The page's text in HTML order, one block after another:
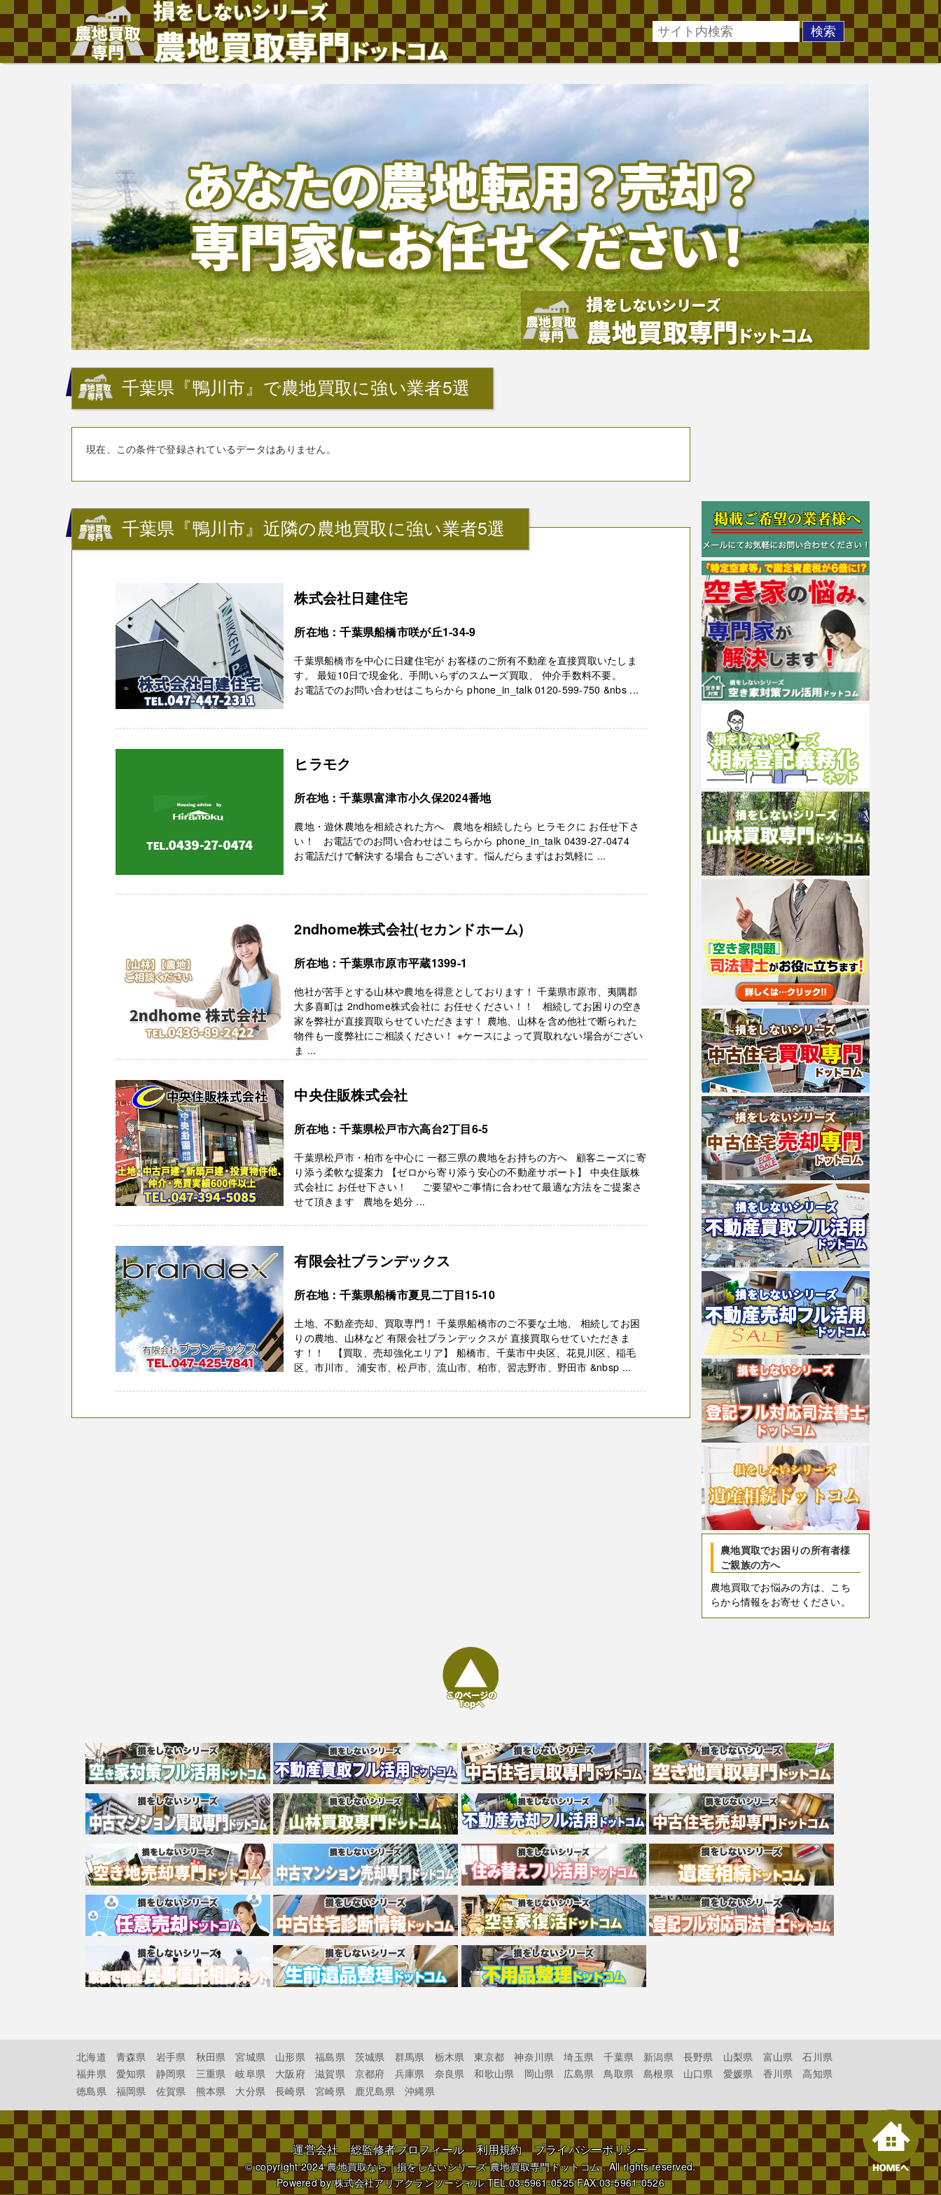
千葉県『鴨川市』で農地買取に強い業者5選
現在、この条件で登録されているデータはありません。
千葉県『鴨川市』近隣の農地買取に強い業者5選
株式会社日建住宅
所在地：千葉県船橋市咲が丘1-34-9
千葉県船橋市を中心に日建住宅が お客様のご所有不動産を直接買取いたしま
す。 最短10日で現金化、手間いらずのスムーズ買取、 仲介手数料不要。
お電話でのお問い合わせはこちらから phone_in_talk 0120-599-750 &nbs ...
ヒラモク
所在地：千葉県富津市小久保2024番地
農地・遊休農地を相続された方へ 農地を相続したら ヒラモクに お任せ下さ
い！ お電話でのお問い合わせはこちらから phone_in_talk 0439-27-0474
お電話だけで解決する場合もございます。悩んだらまずはお気軽に ...
2ndhome株式会社(セカンドホーム)
所在地：千葉県市原市平蔵1399-1
他社が苦手とする山林や農地を得意としております！ 千葉県市原市、夷隅郡
大多喜町は 2ndhome株式会社に お任せください！！ 相続してお困りの空き
家を弊社が直接買取らせていただきます！ 農地、山林を含め他社で断られた
物件も一度弊社にご相談ください！ ※ケースによって買取れない場合がござい
ま ...
中央住販株式会社
所在地：千葉県松戸市六高台2丁目6-5
千葉県松戸市・柏市を中心に 一都三県の農地をお持ちの方へ 顧客ニーズに寄
り添う柔軟な提案力 【ゼロから寄り添う安心の不動産サポート】 中央住販株
式会社に お任せ下さい！ ご要望やご事情に合わせて最適な方法をご提案さ
せて頂きます 農地を処分 ...
有限会社ブランデックス
所在地：千葉県船橋市夏見二丁目15‐10
土地、不動産売却、買取専門！ 千葉県船橋市のご不要な土地、 相続してお困
りの農地、山林など 有限会社ブランデックスが 直接買取らせていただきま
す！！ 【買取、売却強化エリア】 船橋市、千葉市中央区、花見川区、稲毛
区、市川市、 浦安市、松戸市、流山市、柏市、習志野市、野田市 &nbsp ...
農地買取でお困りの所有者様
ご親族の方へ
農地買取でお悩みの方は、こち
らから情報をお寄せください。
北海道 青森県 岩手県 秋田県 宮城県 山形県 福島県 茨城県 群馬県 栃木県 東京都 神奈川県 埼玉県 千葉県 新潟県 長野県 山梨県 富山県
石川県
福井県
愛知県 静岡県 三重県 岐阜県 大阪府 滋賀県 京都府 兵庫県 奈良県 和歌山県 岡山県 広島県 鳥取県 島根県 山口県 愛媛県 香川県
高知県
徳島県
福岡県 佐賀県 熊本県 大分県 長崎県 宮崎県 鹿児島県 沖縄県
運営会社 総監修者プロフィール 利用規約 プライバシーポリシー
© copyright 2024農地買取なら｜損をしないシリーズ 農地買取専門ドットコム. All rights reserved.
Powered by株式会社アリアクランソーシャルTEL.03-5961-0525 FAX.03-5961-0526